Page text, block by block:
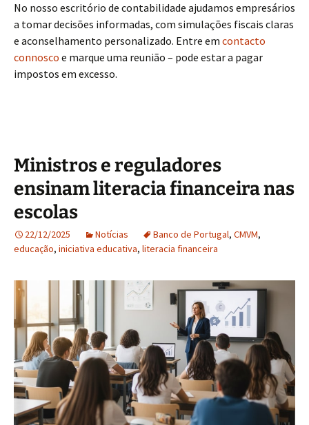
No nosso escritório de contabilidade ajudamos empresários
a tomar decisões informadas, com simulações fiscais claras
e aconselhamento personalizado. Entre em contacto
connosco e marque uma reunião – pode estar a pagar
impostos em excesso.
Ministros e reguladores
ensinam literacia financeira nas
escolas
22/12/2025 Notícias Banco de Portugal, CMVM,
educação, iniciativa educativa, literacia financeira